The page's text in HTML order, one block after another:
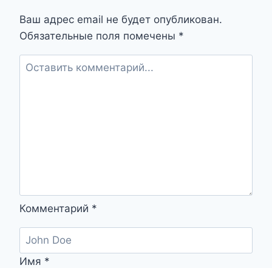
ТАЙНЫ
Ваш адрес email не будет опубликован.
Обязательные поля помечены *
Комментарий *
Имя *